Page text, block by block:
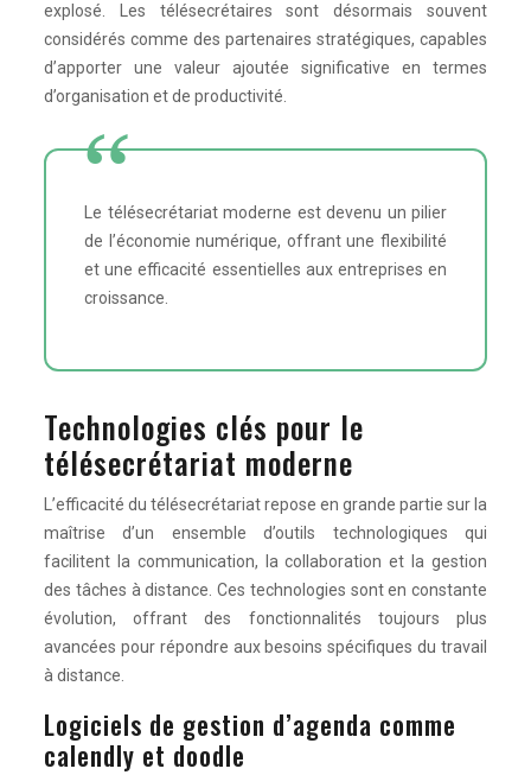
explosé. Les télésecrétaires sont désormais souvent
considérés comme des partenaires stratégiques, capables
d’apporter une valeur ajoutée significative en termes
d’organisation et de productivité.
Le télésecrétariat moderne est devenu un pilier
de l’économie numérique, offrant une flexibilité
et une efficacité essentielles aux entreprises en
croissance.
Technologies clés pour le
télésecrétariat moderne
L’efficacité du télésecrétariat repose en grande partie sur la
maîtrise d’un ensemble d’outils technologiques qui
facilitent la communication, la collaboration et la gestion
des tâches à distance. Ces technologies sont en constante
évolution, offrant des fonctionnalités toujours plus
avancées pour répondre aux besoins spécifiques du travail
à distance.
Logiciels de gestion d’agenda comme
calendly et doodle